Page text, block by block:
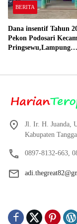
BERITA
Dana insentif Tahun
Pekon Podosari
Pringsewu,Lampung
Jl. Ir. H. Juanda,
Kabupaten
0897-8132-663,